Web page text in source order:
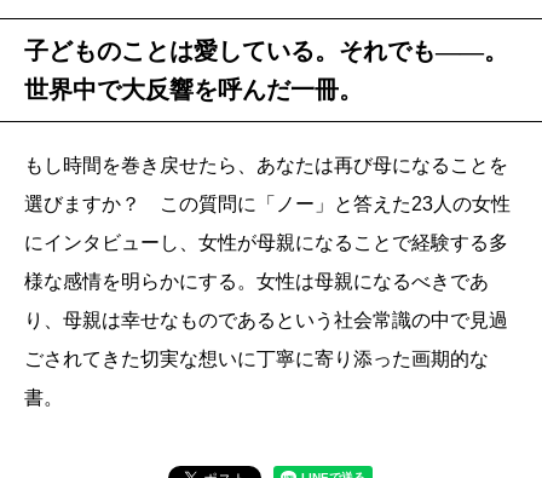
子どものことは愛している。それでも――。
世界中で大反響を呼んだ一冊。
もし時間を巻き戻せたら、あなたは再び母になることを
選びますか？ この質問に「ノー」と答えた23人の女性
にインタビューし、女性が母親になることで経験する多
様な感情を明らかにする。女性は母親になるべきであ
り、母親は幸せなものであるという社会常識の中で見過
ごされてきた切実な想いに丁寧に寄り添った画期的な
書。